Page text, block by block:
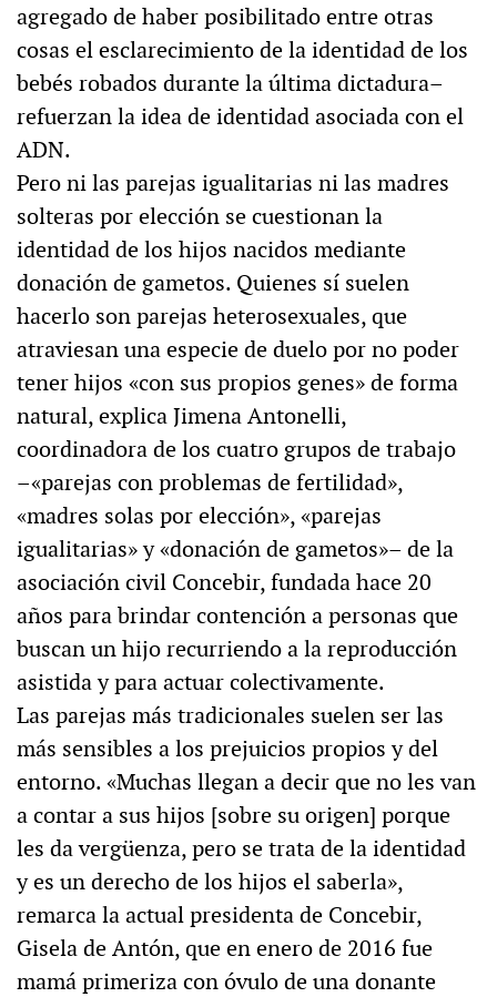
agregado de haber posibilitado entre otras
cosas el esclarecimiento de la identidad de los
bebés robados durante la última dictadura–
refuerzan la idea de identidad asociada con el
ADN.
Pero ni las parejas igualitarias ni las madres
solteras por elección se cuestionan la
identidad de los hijos nacidos mediante
donación de gametos. Quienes sí suelen
hacerlo son parejas heterosexuales, que
atraviesan una especie de duelo por no poder
tener hijos «con sus propios genes» de forma
natural, explica Jimena Antonelli,
coordinadora de los cuatro grupos de trabajo
–«parejas con problemas de fertilidad»,
«madres solas por elección», «parejas
igualitarias» y «donación de gametos»– de la
asociación civil Concebir, fundada hace 20
años para brindar contención a personas que
buscan un hijo recurriendo a la reproducción
asistida y para actuar colectivamente.
Las parejas más tradicionales suelen ser las
más sensibles a los prejuicios propios y del
entorno. «Muchas llegan a decir que no les van
a contar a sus hijos [sobre su origen] porque
les da vergüenza, pero se trata de la identidad
y es un derecho de los hijos el saberla»,
remarca la actual presidenta de Concebir,
Gisela de Antón, que en enero de 2016 fue
mamá primeriza con óvulo de una donante